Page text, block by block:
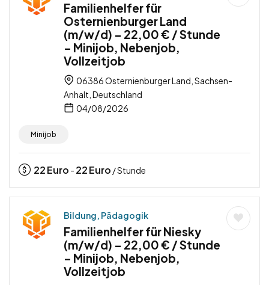
Familienhelfer für
Osternienburger Land
(m/w/d) – 22,00 € / Stunde
– Minijob, Nebenjob,
Vollzeitjob
06386 Osternienburger Land, Sachsen-
Anhalt, Deutschland
04/08/2026
Minijob
22Euro - 22Euro / Stunde
Bildung, Pädagogik
Familienhelfer für Niesky
(m/w/d) – 22,00 € / Stunde
– Minijob, Nebenjob,
Vollzeitjob